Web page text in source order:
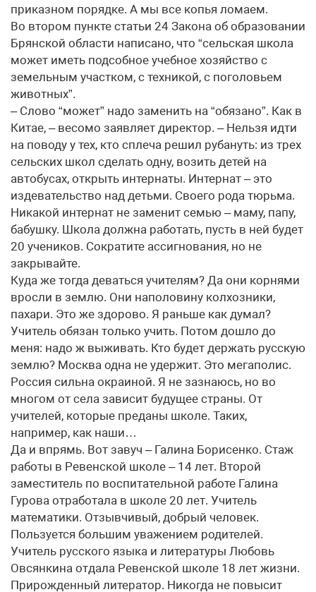
приказном порядке. А мы все копья ломаем.
Во втором пункте статьи 24 Закона об образовании
Брянской области написано, что “сельская школа
может иметь подсобное учебное хозяйство с
земельным участком, с техникой, с поголовьем
животных”.
– Слово “может” надо заменить на “обязано”. Как в
Китае, – весомо заявляет директор. – Нельзя идти
на поводу у тех, кто сплеча решил рубануть: из трех
сельских школ сделать одну, возить детей на
автобусах, открыть интернаты. Интернат – это
издевательство над детьми. Своего рода тюрьма.
Никакой интернат не заменит семью – маму, папу,
бабушку. Школа должна работать, пусть в ней будет
20 учеников. Сократите ассигнования, но не
закрывайте.
Куда же тогда деваться учителям? Да они корнями
вросли в землю. Они наполовину колхозники,
пахари. Это же здорово. Я раньше как думал?
Учитель обязан только учить. Потом дошло до
меня: надо ж выживать. Кто будет держать русскую
землю? Москва одна не удержит. Это мегаполис.
Россия сильна окраиной. Я не зазнаюсь, но во
многом от села зависит будущее страны. От
учителей, которые преданы школе. Таких,
например, как наши…
Да и впрямь. Вот завуч – Галина Борисенко. Стаж
работы в Ревенской школе – 14 лет. Второй
заместитель по воспитательной работе Галина
Гурова отработала в школе 20 лет. Учитель
математики. Отзывчивый, добрый человек.
Пользуется большим уважением родителей.
Учитель русского языка и литературы Любовь
Овсянкина отдала Ревенской школе 18 лет жизни.
Прирожденный литератор. Никогда не повысит